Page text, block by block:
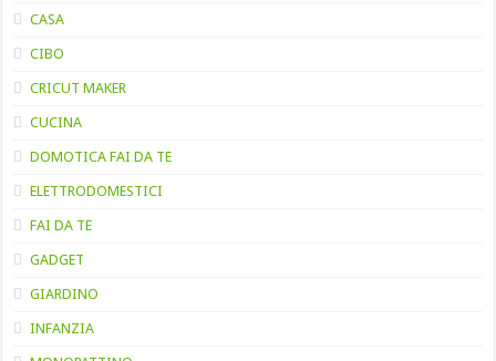
CASA
CIBO
CRICUT MAKER
CUCINA
DOMOTICA FAI DA TE
ELETTRODOMESTICI
FAI DA TE
GADGET
GIARDINO
INFANZIA